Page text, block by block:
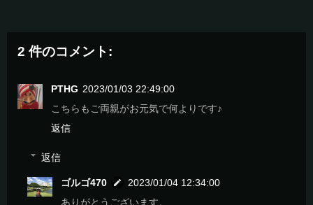
2 件のコメント:
PTHG 2023/01/03 22:49:00
こちらもご両親がお元気で何よりです♪
返信
返信
ゴルゴ470
2023/01/04 12:34:00
ありがとうございます。